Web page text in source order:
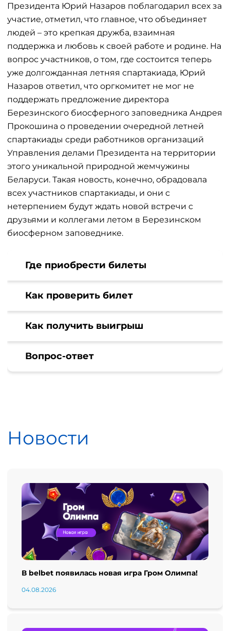
Президента Юрий Назаров поблагодарил всех за
участие, отметил, что главное, что объединяет
людей – это крепкая дружба, взаимная
поддержка и любовь к своей работе и родине. На
вопрос участников, о том, где состоится теперь
уже долгожданная летняя спартакиада, Юрий
Назаров ответил, что оргкомитет не мог не
поддержать предложение директора
Березинского биосферного заповедника Андрея
Прокошина о проведении очередной летней
спартакиады среди работников организаций
Управления делами Президента на территории
этого уникальной природной жемчужины
Беларуси. Такая новость, конечно, обрадовала
всех участников спартакиады, и они с
нетерпением будут ждать новой встречи с
друзьями и коллегами летом в Березинском
биосферном заповеднике.
Где приобрести билеты
Как проверить билет
Как получить выигрыш
Вопрос-ответ
Новости
В belbet появилась новая игра Гром Олимпа!
04.08.2026